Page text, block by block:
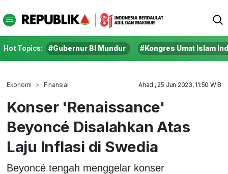
Hot Topics: #Gubernur BI Mundur #Kongres Umat Islam
Ekonomi Finansial Ahad , 25 Jun 2023, 11:50 WIB
Konser 'Renaissance'
Beyoncé Disalahkan Atas
Laju Inflasi di Swedia
Beyoncé tengah menggelar konser